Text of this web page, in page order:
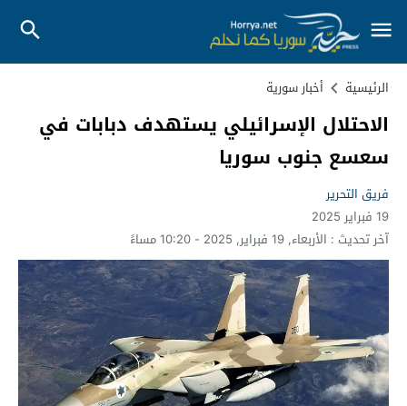
الرئيسية أخبار سورية
الاحتلال الإسرائيلي يستهدف دبابات في
سعسع جنوب سوريا
فريق التحرير
19 فبراير 2025
آخر تحديث : الأربعاء, 19 فبراير, 2025 - 10:20 مساءً